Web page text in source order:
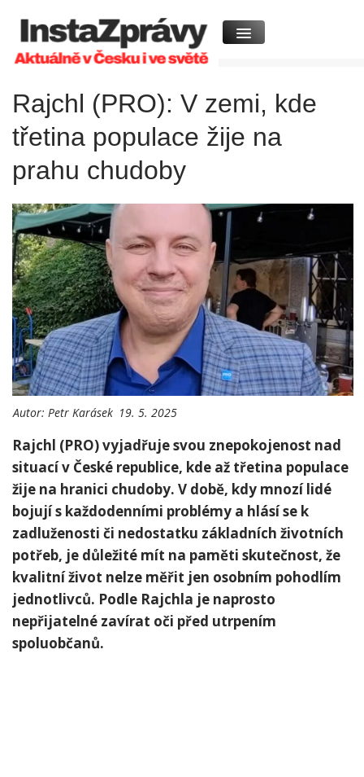
Rajchl (PRO): V zemi, kde
třetina populace žije na
prahu chudoby
Autor: Petr Karásek 19. 5. 2025
Rajchl ⁣(PRO) vyjadřuje svou znepokojenost nad
situací⁣ v České republice, kde⁤ až třetina populace
žije na hranici chudoby. V době, kdy mnozí ⁤lidé
bojují s každodenními problémy a ⁣hlásí se k‌
zadluženosti či nedostatku základních​ životních
⁤potřeb, je důležité mít na paměti skutečnost, že
kvalitní život nelze měřit jen osobním pohodlím
jednotlivců. Podle ‍Rajchla je naprosto
nepřijatelné‍ zavírat oči před ‍utrpením
spoluobčanů.